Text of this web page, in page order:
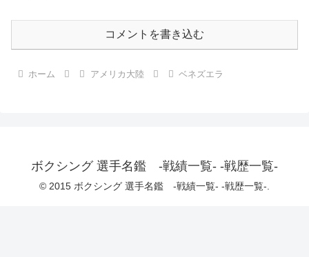
コメントを書き込む
ホーム アメリカ大陸 ベネズエラ
ボクシング 選手名鑑 -戦績一覧- -戦歴一覧-
© 2015 ボクシング 選手名鑑 -戦績一覧- -戦歴一覧-.